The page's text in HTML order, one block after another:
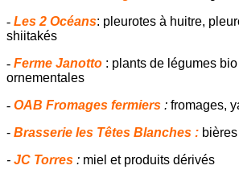
- Les 2 Océans: pleurotes à huitre,
shiitakés
- Ferme Janotto : plants de légumes
ornementales
- OAB Fromages fermiers : fromages,
- Brasserie les Têtes Blanches :
- JC Torres : miel et produits dérivés